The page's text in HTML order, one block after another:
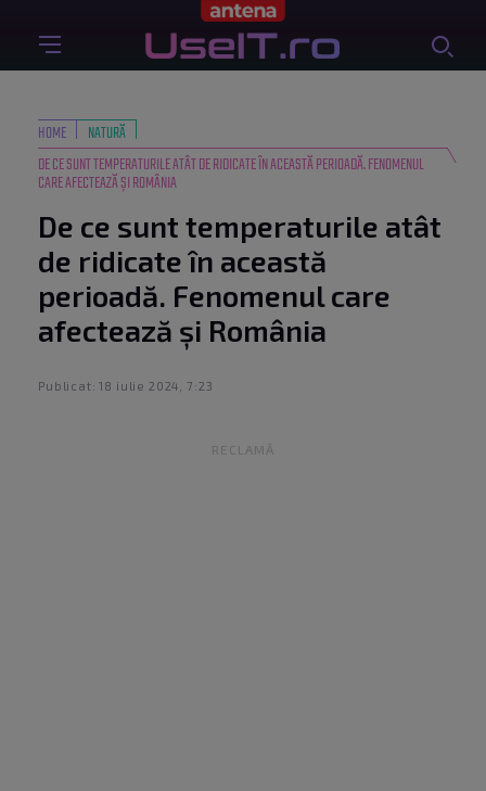
HOME
NATURĂ
DE CE SUNT TEMPERATURILE ATÂT DE RIDICATE ÎN ACEASTĂ PERIOADĂ. FENOMENUL
CARE AFECTEAZĂ ȘI ROMÂNIA
De ce sunt temperaturile atât
de ridicate în această
perioadă. Fenomenul care
afectează și România
Publicat: 18 iulie 2024, 7:23
RECLAMĂ